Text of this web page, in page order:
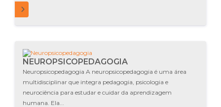
NEUROPSICOPEDAGOGIA
Neuropsicopedagogia A neuropsicopedagogia é uma área
multidisciplinar que integra pedagogia, psicologia e
neurociência para estudar e cuidar da aprendizagem
humana. Ela...